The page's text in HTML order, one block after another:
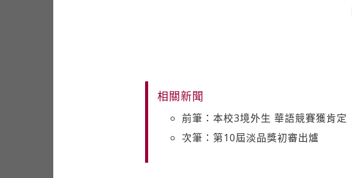
相關新聞
前筆：本校3境外生 華語競賽獲肯定
次筆：第10屆淡品獎初審出爐